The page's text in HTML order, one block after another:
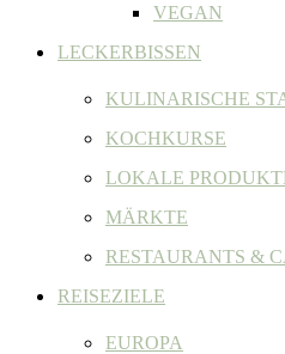
VEGAN
LECKERBISSEN
KULINARISCHE
KOCHKURSE
LOKALE
MÄRKTE
RESTAURANTS &
REISEZIELE
EUROPA